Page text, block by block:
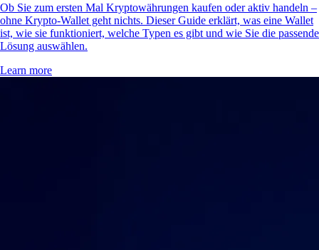
Ob Sie zum ersten Mal Kryptowährungen kaufen oder aktiv handeln –
ohne Krypto-Wallet geht nichts. Dieser Guide erklärt, was eine Wallet
ist, wie sie funktioniert, welche Typen es gibt und wie Sie die passende
Lösung auswählen.
Learn more